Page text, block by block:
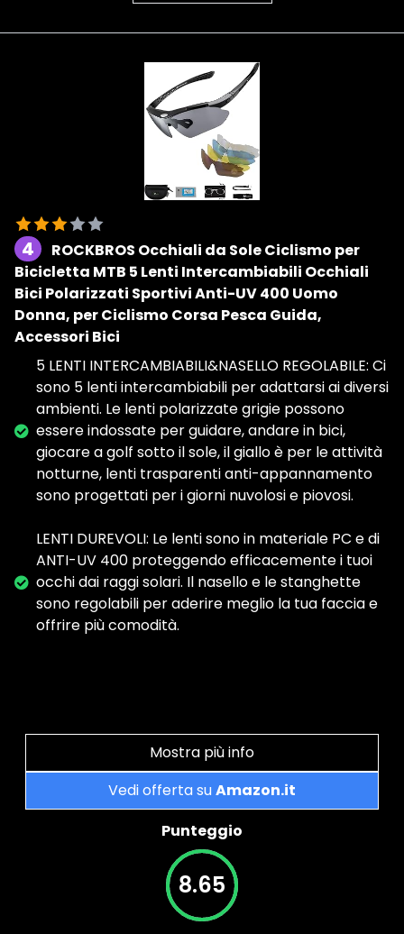
4
ROCKBROS Occhiali da Sole Ciclismo per
Bicicletta MTB 5 Lenti Intercambiabili Occhiali
Bici Polarizzati Sportivi Anti-UV 400 Uomo
Donna, per Ciclismo Corsa Pesca Guida,
Accessori Bici
5 LENTI INTERCAMBIABILI&NASELLO REGOLABILE: Ci
sono 5 lenti intercambiabili per adattarsi ai diversi
ambienti. Le lenti polarizzate grigie possono
essere indossate per guidare, andare in bici,
giocare a golf sotto il sole, il giallo è per le attività
notturne, lenti trasparenti anti-appannamento
sono progettati per i giorni nuvolosi e piovosi.
LENTI DUREVOLI: Le lenti sono in materiale PC e di
ANTI-UV 400 proteggendo efficacemente i tuoi
occhi dai raggi solari. Il nasello e le stanghette
sono regolabili per aderire meglio la tua faccia e
offrire più comodità.
Mostra più info
Vedi offerta suAmazon.it
Punteggio
8.65